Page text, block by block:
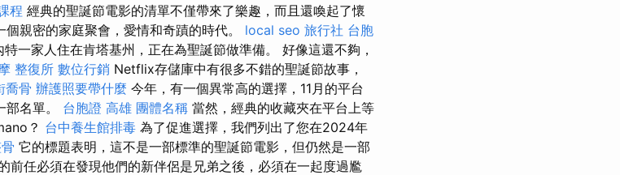
程 經典的聖誕節電影的清單不僅帶來了樂趣，而且還喚起了懷
親密的家庭聚會，愛情和奇蹟的時代。 local seo 旅行社 台胞
特一家人住在肯塔基州，正在為聖誕節做準備。 好像這還不夠，
整復所 數位行銷 Netflix存儲庫中有很多不錯的聖誕節故事，
喬骨 辦護照要帶什麼 今年，有一個異常高的選擇，11月的平台
部名單。 台胞證 高雄 團體名稱 當然，經典的收藏夾在平台上等
？ 台中養生館排毒 為了促進選擇，我們列出了您在2024年
它的標題表明，這不是一部標準的聖誕節電影，但仍然是一部
前任必須在發現他們的新伴侶是兄弟之後，必須在一起度過尷